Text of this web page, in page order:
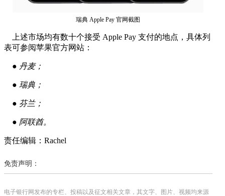
瑞典 Apple Pay 官网截图
上述市场均有数十个接受 Apple Pay 支付的地点，具体列
表可参阅苹果官方网站：
● 丹麦；
● 瑞典；
● 芬兰；
● 阿联酋。
责任编辑：Rachel
免责声明：
电子银行网发布的专栏、投稿以及征文相关文章，其文字、图片、视频均来源